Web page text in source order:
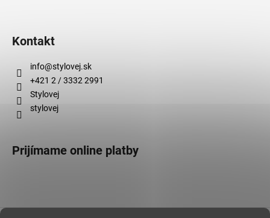
Kontakt
info@stylovej.sk
+421 2 / 3332 2991
Stylovej
stylovej
Prijímame online platby